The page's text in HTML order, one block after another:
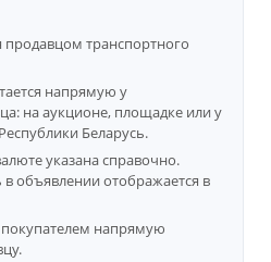
продавцом транспортного
напрямую у
на аукционе, площадке или у
Беларусь.
указана справочно.
объявлении отображается в
напрямую